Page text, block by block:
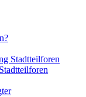
Stadtteilforen